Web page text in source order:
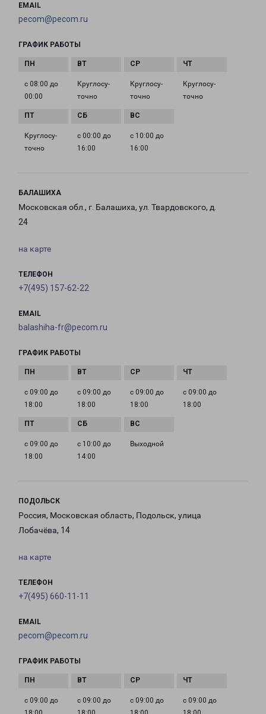
EMAIL
pecom@pecom.ru
ГРАФИК РАБОТЫ
с 08:00 до
00:00
Круглосу­
точно
Круглосу­
точно
Круглосу­
точно
Круглосу­
точно
с 00:00 до
16:00
с 10:00 до
16:00
БАЛАШИХА
Московская обл., г. Балашиха, ул. Твардовского, д.
24
на карте
ТЕЛЕФОН
+7(495) 157-62-22
EMAIL
balashiha-fr@pecom.ru
ГРАФИК РАБОТЫ
с 09:00 до
18:00
с 09:00 до
18:00
с 09:00 до
18:00
с 09:00 до
18:00
с 09:00 до
18:00
с 10:00 до
14:00
Выходной
ПОДОЛЬСК
Россия, Московская область, Подольск, улица
Лобачёва, 14
на карте
ТЕЛЕФОН
+7(495) 660-11-11
EMAIL
pecom@pecom.ru
ГРАФИК РАБОТЫ
с 09:00 до
с 09:00 до
с 09:00 до
с 09:00 до